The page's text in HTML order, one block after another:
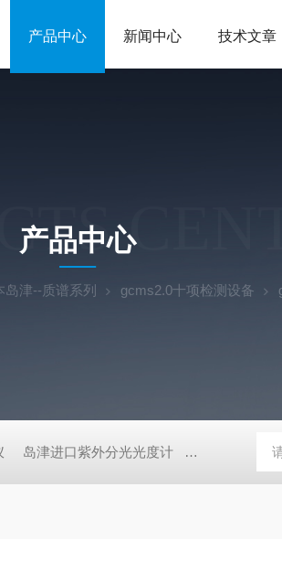
产品中心 新闻中心 技术文章
产品中心
岛津--质谱系列 gcms2.0十项检测设备
岛津进口紫外分光光度计 蔡司MERLIN